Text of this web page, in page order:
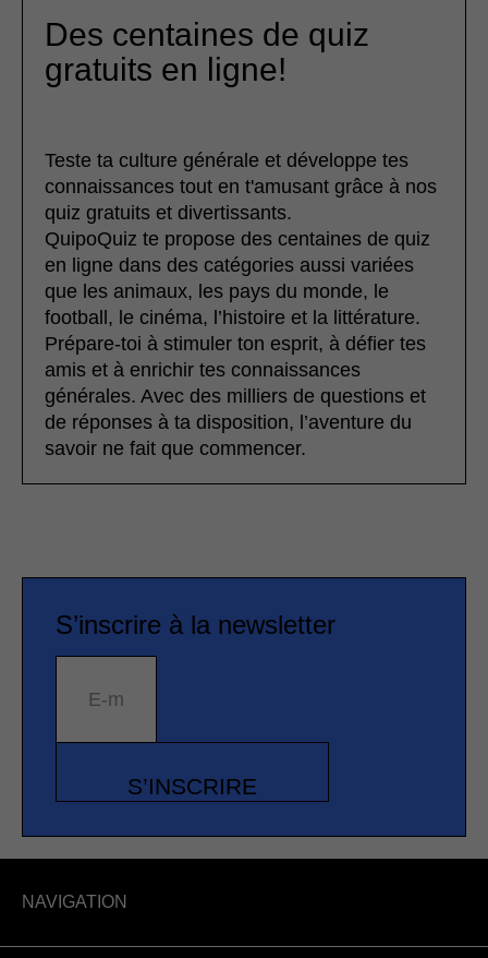
Des centaines de quiz
gratuits en ligne!
Teste ta culture générale et développe tes
connaissances tout en t'amusant grâce à nos
quiz gratuits et divertissants.
QuipoQuiz te propose des centaines de quiz
en ligne dans des catégories aussi variées
que les animaux, les pays du monde, le
football, le cinéma, l’histoire et la littérature.
Prépare-toi à stimuler ton esprit, à défier tes
amis et à enrichir tes connaissances
générales. Avec des milliers de questions et
de réponses à ta disposition, l’aventure du
savoir ne fait que commencer.
S’inscrire à la newsletter
E-mail
S’INSCRIRE
NAVIGATION